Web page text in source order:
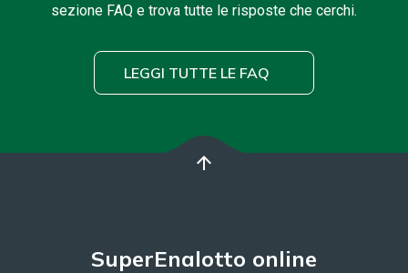
sezione FAQ e trova tutte le risposte che cerchi.
LEGGI TUTTE LE FAQ
arrow_upward
SuperEnalotto online